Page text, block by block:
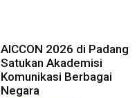
AICCON 2026 di Padang
Satukan Akademisi
Komunikasi Berbagai
Negara